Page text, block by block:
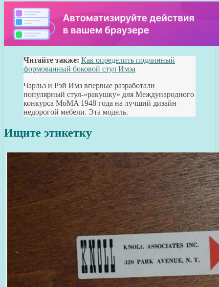
Читайте также: Как определить подлинный
формованный боковой стул Имза
Чарльз и Рэй Имз впервые разработали
популярный стул-«ракушку» для Международного
конкурса MoMA 1948 года на лучший дизайн
недорогой мебели. Эта модель.
Ищите этикетку